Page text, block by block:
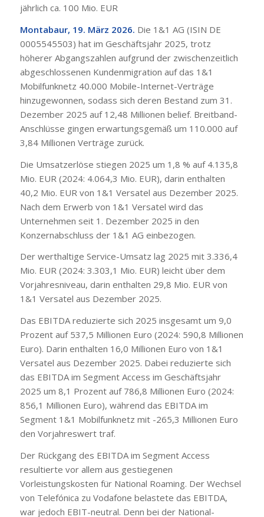
jährlich ca. 100 Mio. EUR
Montabaur, 19. März 2026. Die 1&1 AG (ISIN DE
0005545503) hat im Geschäftsjahr 2025, trotz
höherer Abgangszahlen aufgrund der zwischenzeitlich
abgeschlossenen Kundenmigration auf das 1&1
Mobilfunknetz 40.000 Mobile-Internet-Verträge
hinzugewonnen, sodass sich deren Bestand zum 31.
Dezember 2025 auf 12,48 Millionen belief. Breitband-
Anschlüsse gingen erwartungsgemäß um 110.000 auf
3,84 Millionen Verträge zurück.
Die Umsatzerlöse stiegen 2025 um 1,8 % auf 4.135,8
Mio. EUR (2024: 4.064,3 Mio. EUR), darin enthalten
40,2 Mio. EUR von 1&1 Versatel aus Dezember 2025.
Nach dem Erwerb von 1&1 Versatel wird das
Unternehmen seit 1. Dezember 2025 in den
Konzernabschluss der 1&1 AG einbezogen.
Der werthaltige Service-Umsatz lag 2025 mit 3.336,4
Mio. EUR (2024: 3.303,1 Mio. EUR) leicht über dem
Vorjahresniveau, darin enthalten 29,8 Mio. EUR von
1&1 Versatel aus Dezember 2025.
Das EBITDA reduzierte sich 2025 insgesamt um 9,0
Prozent auf 537,5 Millionen Euro (2024: 590,8 Millionen
Euro). Darin enthalten 16,0 Millionen Euro von 1&1
Versatel aus Dezember 2025. Dabei reduzierte sich
das EBITDA im Segment Access im Geschäftsjahr
2025 um 8,1 Prozent auf 786,8 Millionen Euro (2024:
856,1 Millionen Euro), während das EBITDA im
Segment 1&1 Mobilfunknetz mit -265,3 Millionen Euro
den Vorjahreswert traf.
Der Rückgang des EBITDA im Segment Access
resultierte vor allem aus gestiegenen
Vorleistungskosten für National Roaming. Der Wechsel
von Telefónica zu Vodafone belastete das EBITDA,
war jedoch EBIT-neutral. Denn bei der National-